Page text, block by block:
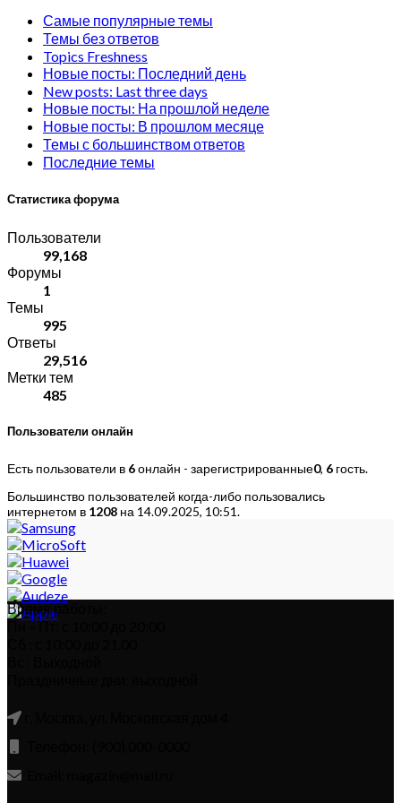
Самые популярные темы
Темы без ответов
Topics Freshness
Новые посты: Последний день
New posts: Last three days
Новые посты: На прошлой неделе
Новые посты: В прошлом месяце
Темы с большинством ответов
Последние темы
Статистика форума
Пользователи
99,168
Форумы
1
Темы
995
Ответы
29,516
Метки тем
485
Пользователи онлайн
Есть пользователи в 6онлайн - зарегистрированные0, 6 гость.
Большинство пользователей когда-либо пользовались
интернетом в 1208 на 14.09.2025, 10:51.
Время работы:
Пн – Пт: с 10:00 до 20:00